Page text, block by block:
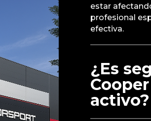
estar
profesional
efectiva.
¿Es
activo?